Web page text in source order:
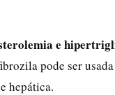
e
pode ser
hepática.